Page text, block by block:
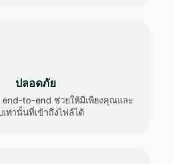
ปลอดภัย
end-to-end ช่วยให้มีเพียงคุณและ
เท่านั้นที่เข้าถึงไฟล์ได้